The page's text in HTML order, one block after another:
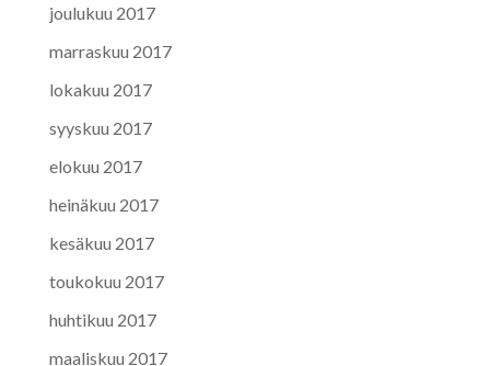
joulukuu 2017
marraskuu 2017
lokakuu 2017
syyskuu 2017
elokuu 2017
heinäkuu 2017
kesäkuu 2017
toukokuu 2017
huhtikuu 2017
maaliskuu 2017